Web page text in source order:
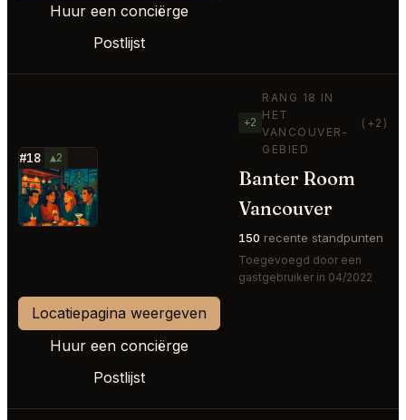
Huur een conciërge
Postlijst
#18 ▲2
⭐
+2
RANG 18 IN
HET
VANCOUVER-
GEBIED
(+2)
Banter Room
Vancouver
150 recente standpunten
Toegevoegd door een
gastgebruiker in 04/2022
Locatiepagina weergeven
Huur een conciërge
Postlijst